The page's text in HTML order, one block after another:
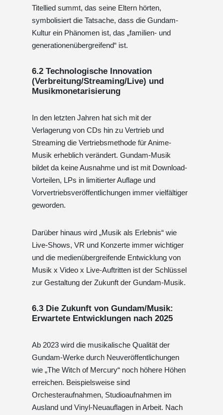
Titellied summt, das seine Eltern hörten,
symbolisiert die Tatsache, dass die Gundam-
Kultur ein Phänomen ist, das „familien- und
generationenübergreifend“ ist.
6.2 Technologische Innovation
(Verbreitung/Streaming/Live) und
Musikmonetarisierung
In den letzten Jahren hat sich mit der
Verlagerung von CDs hin zu Vertrieb und
Streaming die Vertriebsmethode für Anime-
Musik erheblich verändert. Gundam-Musik
bildet da keine Ausnahme und ist mit Download-
Vorteilen, LPs in limitierter Auflage und
Vorvertriebsveröffentlichungen immer vielfältiger
geworden.
Darüber hinaus wird „Musik als Erlebnis“ wie
Live-Shows, VR und Konzerte immer wichtiger
und die medienübergreifende Entwicklung von
Musik x Video x Live-Auftritten ist der Schlüssel
zur Gestaltung der Zukunft der Gundam-Musik.
6.3 Die Zukunft von Gundam/Musik:
Erwartete Entwicklungen nach 2025
Ab 2023 wird die musikalische Qualität der
Gundam-Werke durch Neuveröffentlichungen
wie „The Witch of Mercury“ noch höhere Höhen
erreichen. Beispielsweise sind
Orchesteraufnahmen, Studioaufnahmen im
Ausland und Vinyl-Neuauflagen in Arbeit. Nach